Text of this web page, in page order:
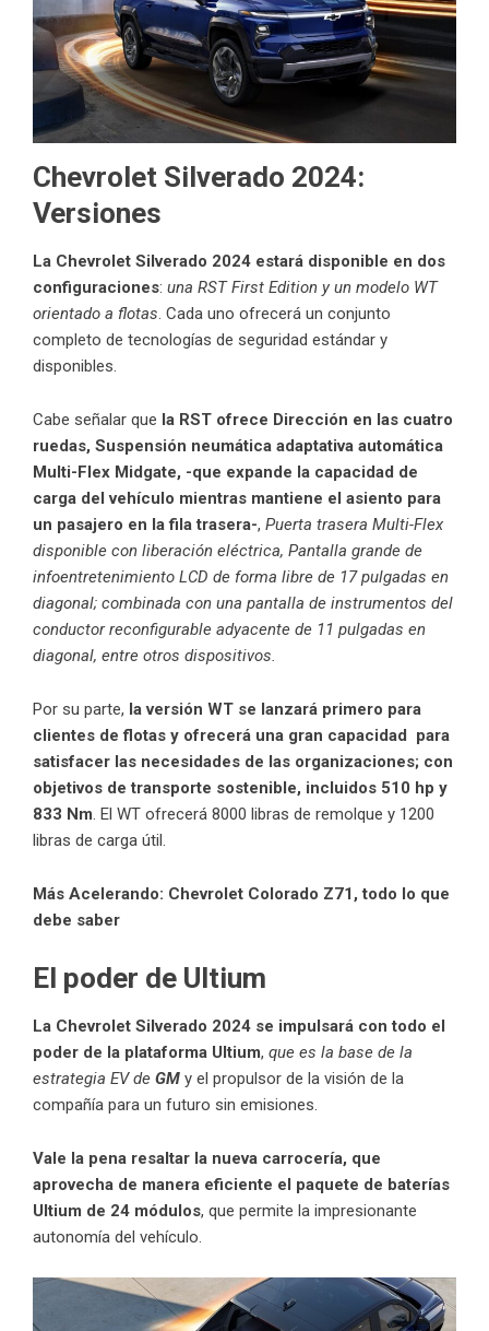
Chevrolet Silverado 2024:
Versiones
La Chevrolet Silverado 2024 estará disponible en dos
configuraciones: una RST First Edition y un modelo WT
orientado a flotas. Cada uno ofrecerá un conjunto
completo de tecnologías de seguridad estándar y
disponibles.
Cabe señalar que la RST ofrece Dirección en las cuatro
ruedas, Suspensión neumática adaptativa automática
Multi-Flex Midgate, -que expande la capacidad de
carga del vehículo mientras mantiene el asiento para
un pasajero en la fila trasera-, Puerta trasera Multi-Flex
disponible con liberación eléctrica, Pantalla grande de
infoentretenimiento LCD de forma libre de 17 pulgadas en
diagonal; combinada con una pantalla de instrumentos del
conductor reconfigurable adyacente de 11 pulgadas en
diagonal, entre otros dispositivos.
Por su parte, la versión WT se lanzará primero para
clientes de flotas y ofrecerá una gran capacidad para
satisfacer las necesidades de las organizaciones; con
objetivos de transporte sostenible, incluidos 510 hp y
833 Nm. El WT ofrecerá 8000 libras de remolque y 1200
libras de carga útil.
Más Acelerando: Chevrolet Colorado Z71, todo lo que
debe saber
El poder de Ultium
La Chevrolet Silverado 2024 se impulsará con todo el
poder de la plataforma Ultium, que es la base de la
estrategia EV de GM y el propulsor de la visión de la
compañía para un futuro sin emisiones.
Vale la pena resaltar la nueva carrocería, que
aprovecha de manera eficiente el paquete de baterías
Ultium de 24 módulos, que permite la impresionante
autonomía del vehículo.